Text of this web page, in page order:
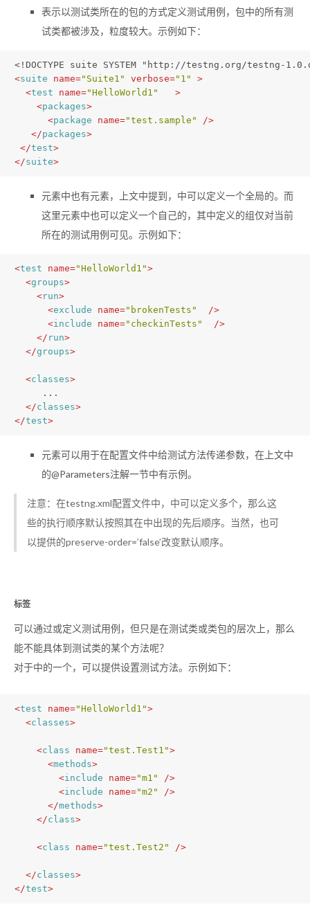
表示以测试类所在的包的方式定义测试用例，包中的所有测
试类都被涉及，粒度较大。示例如下：
<!DOCTYPE suite SYSTEM "http://testng.org/testng-
<suite name="Suite1" verbose="1"
>
<test name="HelloWorld1"
   >
<packages>
<package name="test.sample"
/>
</packages>
</test>
</suite>
元素中也有元素，上文中提到， 中可以定义一个全局的。而
这里元素中也可以定义一个自己的，其中定义的组仅对当前
所在的测试用例可见。示例如下：
<test name="HelloWorld1">
<groups>
<run>
<exclude name="brokenTests"
  />
<include name="checkinTests"
  />
</ run>
</groups>
<classes>
     ...
</classes>
</test>
元素可以用于在配置文件中给测试方法传递参数，在上文中
的@Parameters注解一节中有示例。
注意：在testng.xml配置文件中， 中可以定义多个，那么这
些的执行顺序默认按照其在中出现的先后顺序。当然，也可
以提供的preserve-order=’false’改变默认顺序。
标签
可以通过或定义测试用例，但只是在测试类或类包的层次上，那么
能不能具体到测试类的某个方法呢？
对于中的一个，可以提供设置测试方法。示例如下：
<test name="HelloWorld1">
<classes>
<class name="test.Test1">
<methods>
<include name="m1"
/>
<include name="m2"
/>
</methods>
</class>
<class name="test.Test2" />
</classes>
</test>